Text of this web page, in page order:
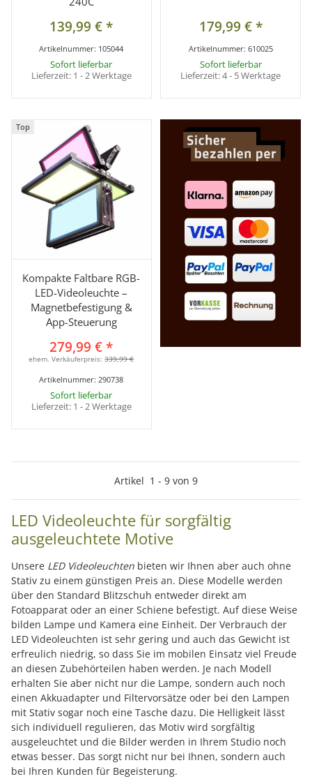
139,99 €*
Artikelnummer: 105044
Sofort lieferbar
Lieferzeit: 1 - 2 Werktage
179,99 €*
Artikelnummer: 610025
Sofort lieferbar
Lieferzeit:4 - 5 Werktage
Top
Top
Kompakte Faltbare RGB-
LED-Videoleuchte –
Magnetbefestigung &
App-Steuerung
279,99 €*
ehem. Verkäuferpreis:339,99 €
Artikelnummer:290738
Sofort lieferbar
Lieferzeit: 1 - 2 Werktage
Artikel 1 - 9 von 9
LED Videoleuchte für sorgfältig
ausgeleuchtete Motive
Unsere LED Videoleuchten bieten wir Ihnen aber auch ohne
Stativ zu einem günstigen Preis an. Diese Modelle werden
über den Standard Blitzschuh entweder direkt am
Fotoapparat oder an einer Schiene befestigt. Auf diese Weise
bilden Lampe und Kamera eine Einheit. Der Verbrauch der
LED Videoleuchten ist sehr gering und auch das Gewicht ist
erfreulich niedrig, so dass Sie im mobilen Einsatz viel Freude
an diesen Zubehörteilen haben werden. Je nach Modell
erhalten Sie aber nicht nur die Lampe, sondern auch noch
einen Akkuadapter und Filtervorsätze oder bei den Lampen
mit Stativ sogar noch eine Tasche dazu. Die Helligkeit lässt
sich individuell regulieren, das Motiv wird sorgfältig
ausgeleuchtet und die Bilder werden in Ihrem Studio noch
etwas besser. Das sorgt nicht nur bei Ihnen, sondern auch
bei Ihren Kunden für Begeisterung.